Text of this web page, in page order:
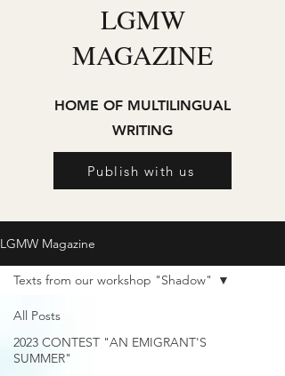
LGMW
MAGAZINE
HOME OF MULTILINGUAL
WRITING
Publish with us
LGMW Magazine
All Posts
2023 CONTEST "AN EMIGRANT'S
SUMMER"
Texts from our workshop "Shadow"